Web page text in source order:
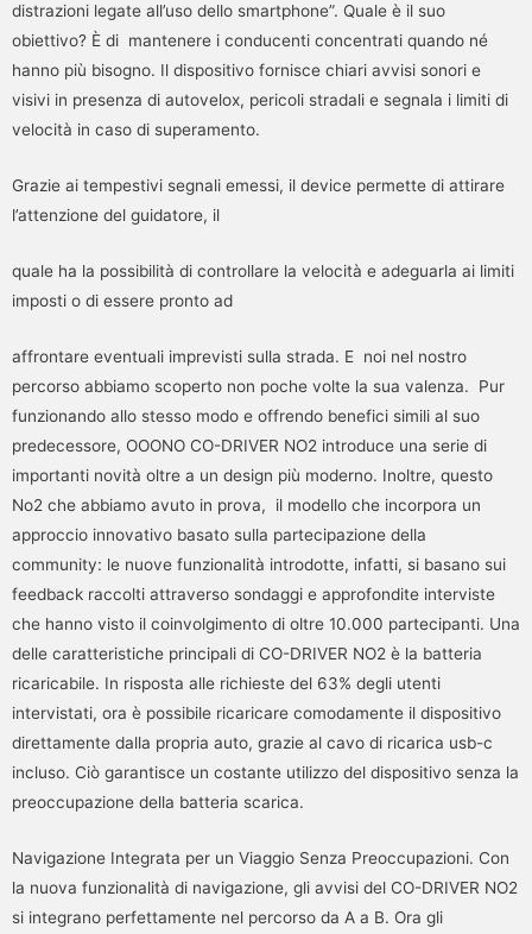
distrazioni legate all’uso dello smartphone”. Quale è il suo
obiettivo? È di mantenere i conducenti concentrati quando né
hanno più bisogno. Il dispositivo fornisce chiari avvisi sonori e
visivi in presenza di autovelox, pericoli stradali e segnala i limiti di
velocità in caso di superamento.
Grazie ai tempestivi segnali emessi, il device permette di attirare
l’attenzione del guidatore, il
quale ha la possibilità di controllare la velocità e adeguarla ai limiti
imposti o di essere pronto ad
affrontare eventuali imprevisti sulla strada. E noi nel nostro
percorso abbiamo scoperto non poche volte la sua valenza. Pur
funzionando allo stesso modo e offrendo benefici simili al suo
predecessore, OOONO CO-DRIVER NO2 introduce una serie di
importanti novità oltre a un design più moderno. Inoltre, questo
No2 che abbiamo avuto in prova, il modello che incorpora un
approccio innovativo basato sulla partecipazione della
community: le nuove funzionalità introdotte, infatti, si basano sui
feedback raccolti attraverso sondaggi e approfondite interviste
che hanno visto il coinvolgimento di oltre 10.000 partecipanti. Una
delle caratteristiche principali di CO-DRIVER NO2 è la batteria
ricaricabile. In risposta alle richieste del 63% degli utenti
intervistati, ora è possibile ricaricare comodamente il dispositivo
direttamente dalla propria auto, grazie al cavo di ricarica usb-c
incluso. Ciò garantisce un costante utilizzo del dispositivo senza la
preoccupazione della batteria scarica.
Navigazione Integrata per un Viaggio Senza Preoccupazioni. Con
la nuova funzionalità di navigazione, gli avvisi del CO-DRIVER NO2
si integrano perfettamente nel percorso da A a B. Ora gli